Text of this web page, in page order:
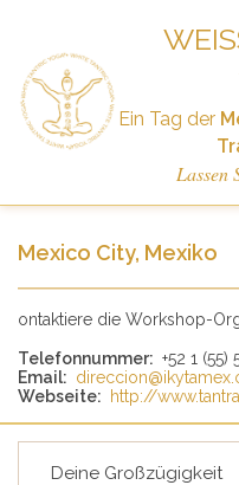
Ein Tag der
Lassen
Häufig
Mexico City, Mexiko
ontaktiere die Workshop-
Telefonnummer: +52 1 (55)
Email:
Webseite:
http://
Deine Großzügigkeit